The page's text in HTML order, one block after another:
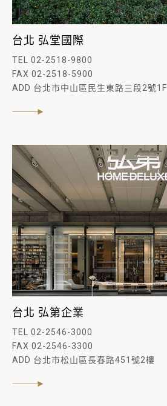
台北 弘堂國際
TEL 02-2518-9800
FAX 02-2518-5900
ADD 台北市中山區民生東路三段2號1F
台北 弘第企業
TEL 02-2546-3000
FAX 02-2546-3300
ADD 台北市松山區長春路451號2樓